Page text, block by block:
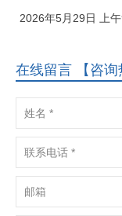
2026年5月29日 上
在线留言 【咨询